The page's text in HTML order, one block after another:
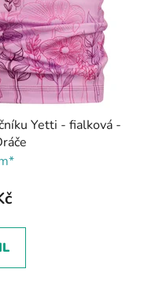
Yetti - fialková -